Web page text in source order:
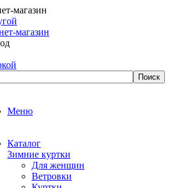
магазин
магазин
Меню
Каталог
Зимние куртки
Для женщин
Ветровки